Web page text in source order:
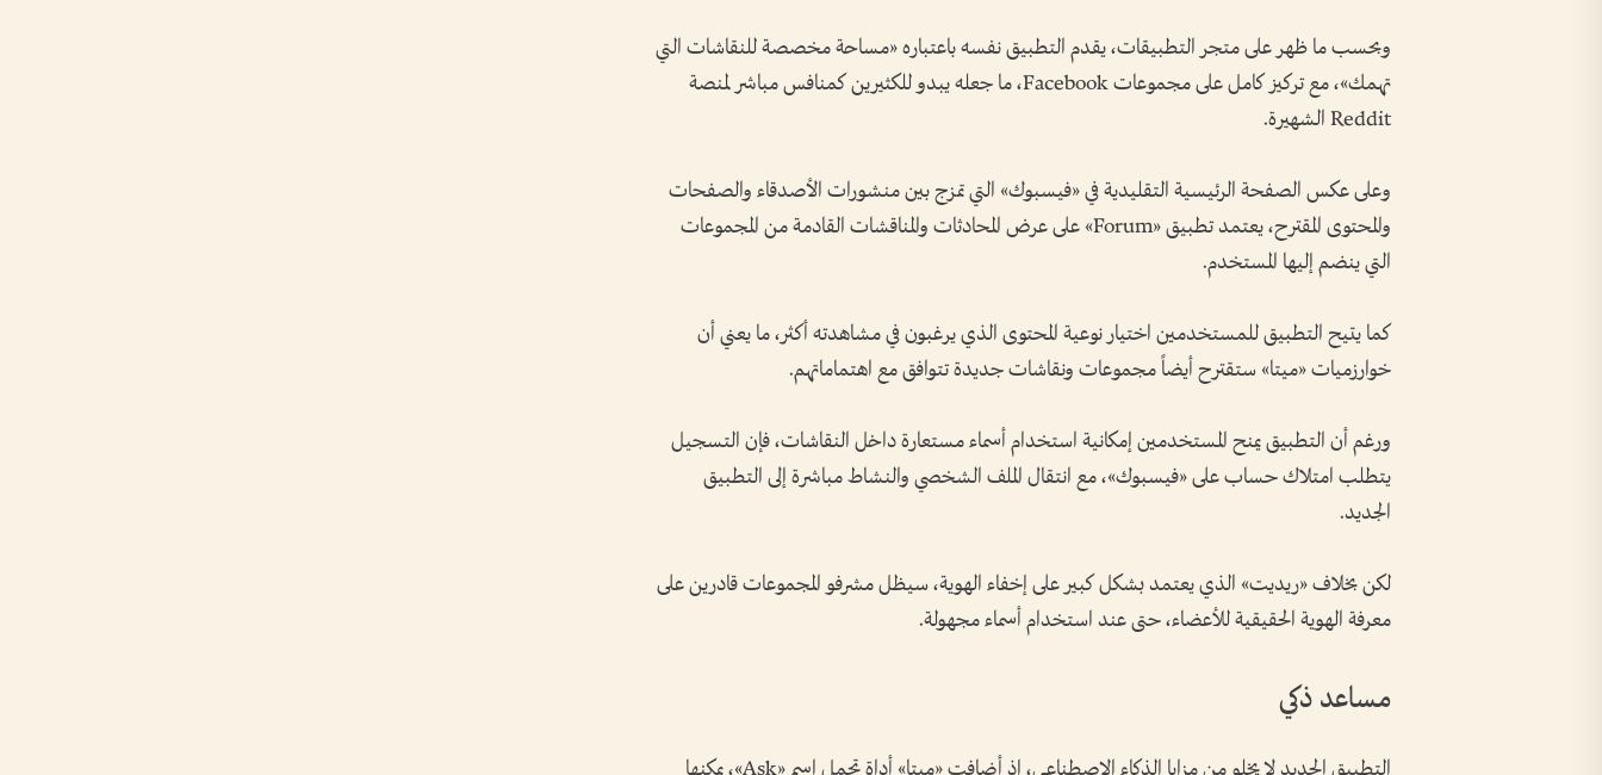
وبحسب ما ظهر على متجر التطبيقات، يقدم التطبيق نفسه باعتباره «مساحة مخصصة للنقاشات التي
تهمك»، مع تركيز كامل على مجموعات Facebook، ما جعله يبدو للكثيرين كمنافس مباشر لمنصة
Reddit الشهيرة.
وعلى عكس الصفحة الرئيسية التقليدية في «فيسبوك» التي تمزج بين منشورات الأصدقاء والصفحات
والمحتوى المقترح، يعتمد تطبيق «Forum» على عرض المحادثات والمناقشات القادمة من المجموعات
التي ينضم إليها المستخدم.
كما يتيح التطبيق للمستخدمين اختيار نوعية المحتوى الذي يرغبون في مشاهدته أكثر، ما يعني أن
خوارزميات «ميتا» ستقترح أيضاً مجموعات ونقاشات جديدة تتوافق مع اهتماماتهم.
ورغم أن التطبيق يمنح المستخدمين إمكانية استخدام أسماء مستعارة داخل النقاشات، فإن التسجيل
يتطلب امتلاك حساب على «فيسبوك»، مع انتقال الملف الشخصي والنشاط مباشرة إلى التطبيق
الجديد.
لكن بخلاف «ريديت» الذي يعتمد بشكل كبير على إخفاء الهوية، سيظل مشرفو المجموعات قادرين على
معرفة الهوية الحقيقية للأعضاء، حتى عند استخدام أسماء مجهولة.
مساعد ذكي